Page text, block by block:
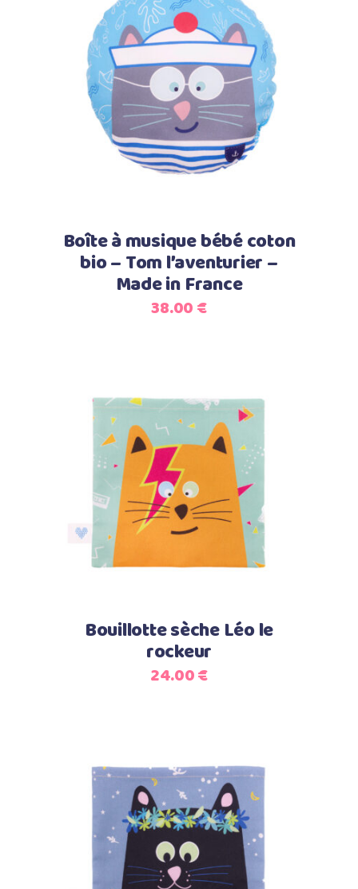
Select options
Boîte à musique bébé coton
bio – Tom l’aventurier –
Made in France
38.00€
Ajouter au panier
Bouillotte sèche Léo le
rockeur
24.00€
Ajouter au panier